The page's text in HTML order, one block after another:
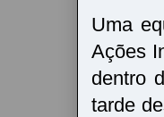
Uma
Ações
dentro
tarde